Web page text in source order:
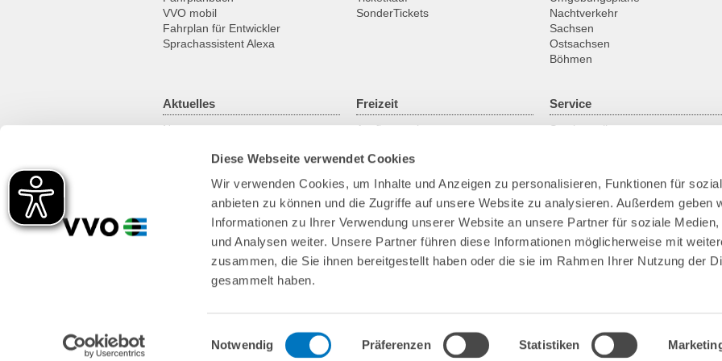
Diese Webseite verwendet Cookies
Wir verwenden Cookies, um Inhalte und Anzeigen zu personalisieren, Funktionen für
anbieten zu können und die Zugriffe auf unsere Website zu analysieren. Außerdem geben
Informationen zu Ihrer Verwendung unserer Website an unsere Partner für soziale Medien,
und Analysen weiter. Unsere Partner führen diese Informationen möglicherweise mit
zusammen, die Sie ihnen bereitgestellt haben oder die sie im Rahmen Ihrer Nutzung der
gesammelt haben.
Einwilligungsauswahl
Notwendig Präferenzen Statistiken
VVO mobil
Fahrplan für Entwickler
Sprachassistent Alexa
SonderTickets
Nachtverkehr
Sachsen
Ostsachsen
Böhmen
Aktuelles
News
Kundenmagazin
Freizeit
Ausflugsregionen
Historische Fahrzeuge
Service
Servicestellen
Downloads
Fundsachen
Park+Ride
Bike+Ride
Barrierefreies Reisen
Verkehrskameras